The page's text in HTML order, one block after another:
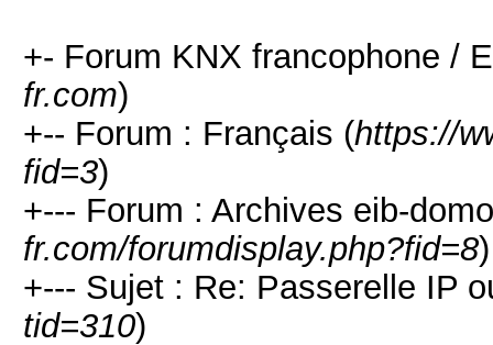
+- Forum KNX francophone /
fr.com)
+-- Forum : Français (https://
fid=3)
+--- Forum : Archives eib-
fr.com/forumdisplay.php?fid=8)
+--- Sujet : Re: Passerelle IP
tid=310)